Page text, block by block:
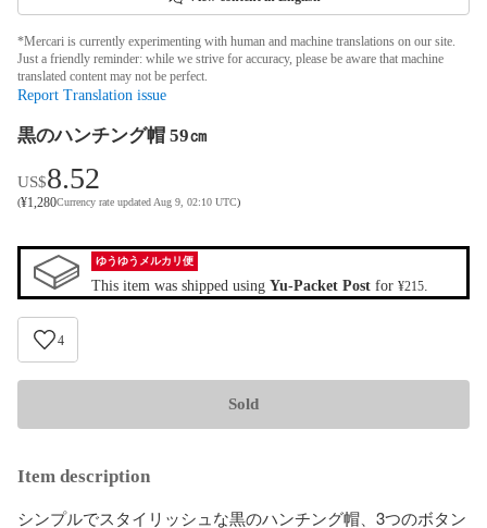
*Mercari is currently experimenting with human and machine translations on our site.
Just a friendly reminder: while we strive for accuracy, please be aware that machine
translated content may not be perfect.
Report Translation issue
黒のハンチング帽 59㎝
US$8.52
(¥1,280Currency rate updated Aug 9, 02:10 UTC)
ゆうゆうメルカリ便
This item was shipped using Yu-Packet Post for ¥215
4
Sold
Item description
シンプルでスタイリッシュな黒のハンチング帽、3つのボタン